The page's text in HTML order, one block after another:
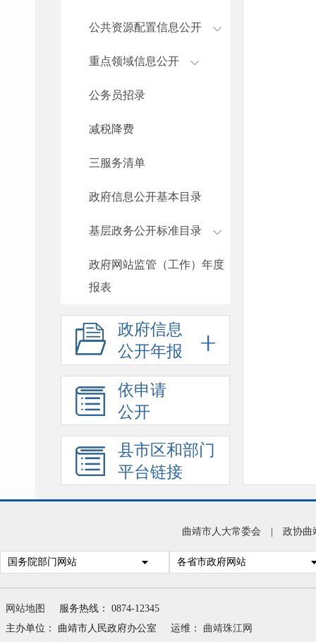
公共资源配置信息公开
重点领域信息公开
公务员招录
减税降费
三服务清单
政府信息公开基本目录
基层政务公开标准目录
政府网站监管（工作）年度
报表
政府信息
公开年报
依申请
公开
县市区和部门
平台链接
曲靖市人大常委会 政协曲
国务院部门网站 各省市政府网站
网站地图
服务热线： 0874-12345
主办单位： 曲靖市人民政府办公室
运维： 曲靖珠江网